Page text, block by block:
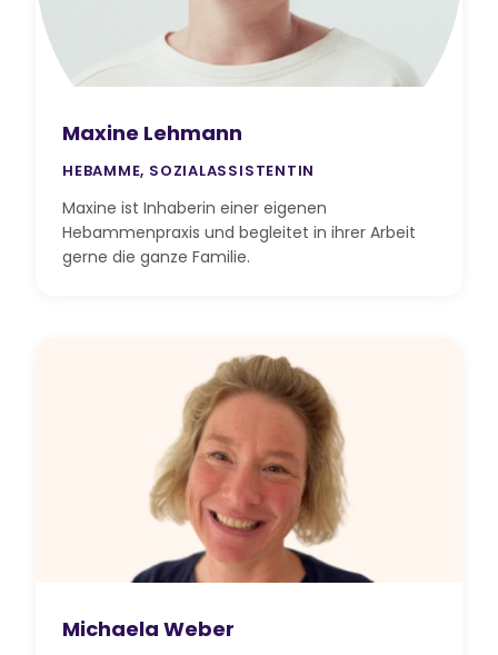
Maxine Lehmann
HEBAMME, SOZIALASSISTENTIN
Maxine ist Inhaberin einer eigenen
Hebammenpraxis und begleitet in ihrer Arbeit
gerne die ganze Familie.
Michaela Weber